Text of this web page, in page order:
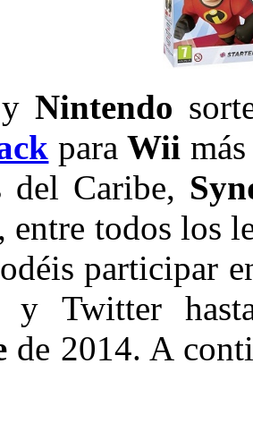
yNintendo
paraWii
del Caribe,
entre todos los
participar
y Twitter
de 2014. A